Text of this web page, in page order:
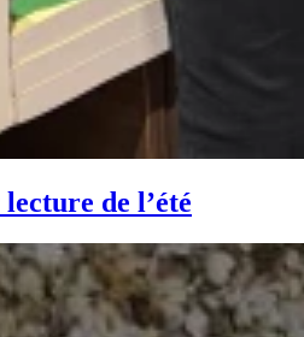
de l’été